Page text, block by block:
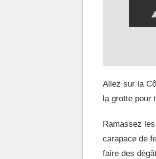
Allez sur la
la grotte pour
Ramassez
carapace de
faire des